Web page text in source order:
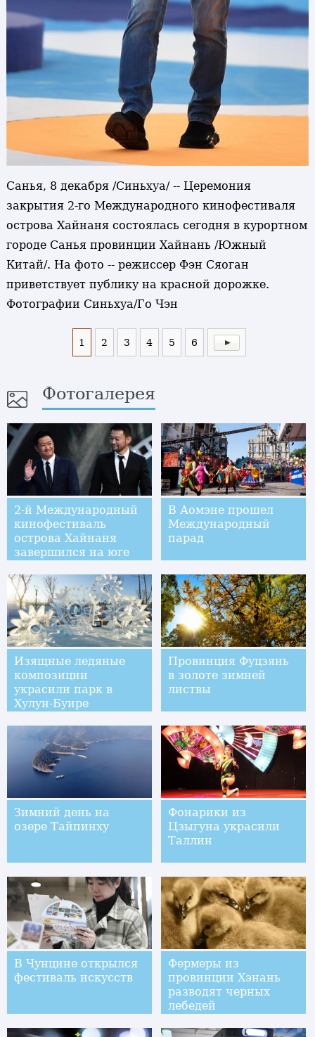
Санья, 8 декабря /Синьхуа/ -- Церемония
закрытия 2-го Международного кинофестиваля
острова Хайнаня состоялась сегодня в курортном
городе Санья провинции Хайнань /Южный
Китай/. На фото -- режиссер Фэн Сяоган
приветствует публику на красной дорожке.
Фотографии Синьхуа/Го Чэн
1 2 3 4 5 6
Фотогалерея
2-й Международный
кинофестиваль
острова Хайнаня
завершился на юге
В Аомэне прошел
Международный
парад
Изящные ледяные
композиции
украсили парк в
Хулун-Буире
Провинция Фуцзянь
в золоте зимней
листвы
Зимний день на
озере Тайпинху
Фонарики из
Цзыгуна украсили
Таллин
В Чунцине открылся
фестиваль искусств
Фермеры из
провинции Хэнань
разводят черных
лебедей